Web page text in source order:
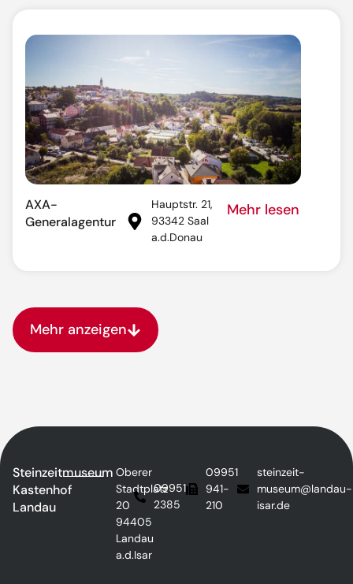
AXA-
Generalagentur
Hauptstr. 21,
93342 Saal
a.d.Donau
Mehr lesen
Mehr anzeigen
Steinzeitmuseum
Kastenhof
Landau
Oberer
Stadtplatz
20
94405
Landau
a.d.Isar
09951
2385
09951
941-
210
steinzeit-
museum@landau-
isar.de